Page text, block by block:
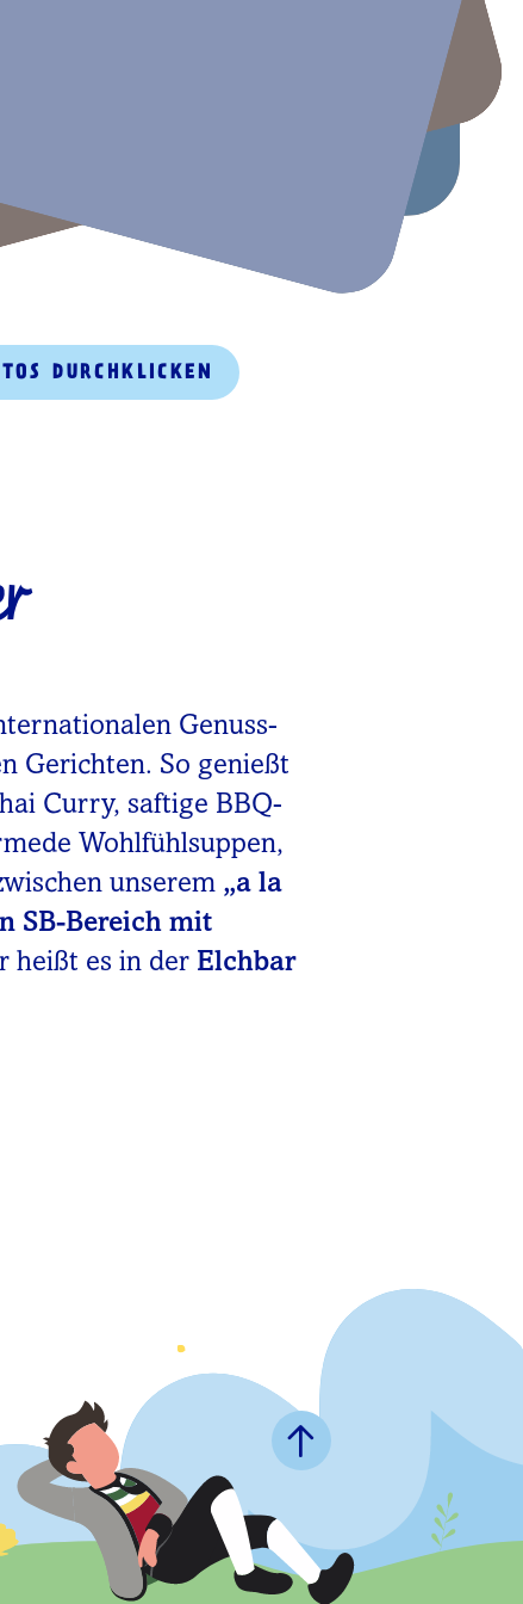
DURCHKLICKEN
Genuss-
Gerichten. So genießt
Curry, saftige BBQ-
Wohlfühlsuppen,
unserem „a la
SB-Bereich mit
heißt es in der Elchbar